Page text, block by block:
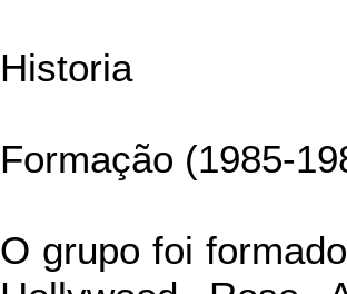
Historia
Formação (1985-
O grupo foi